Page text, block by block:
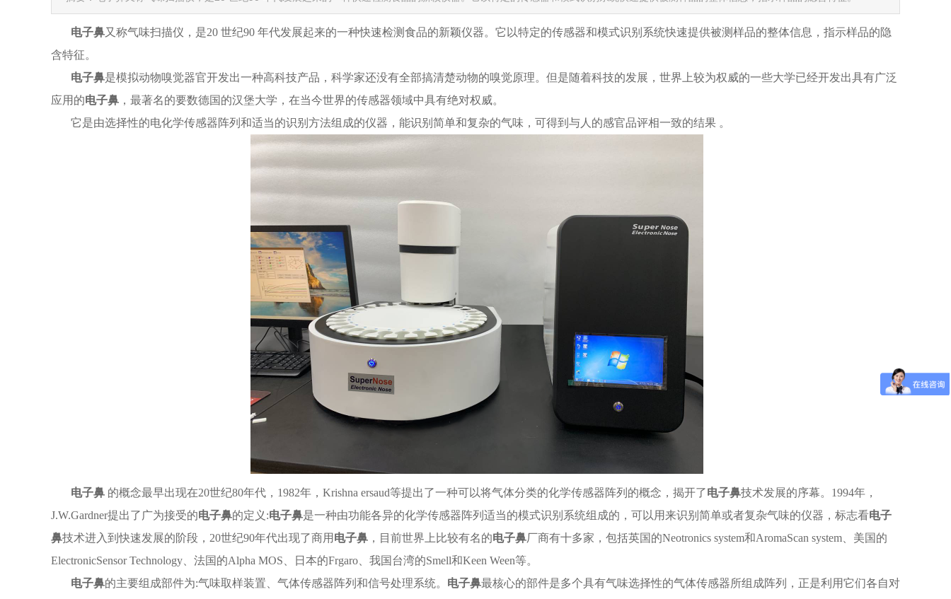
电子鼻又称气味扫描仪，是20 世纪90 年代发展起来的一种快速检测食品的新颖仪器。它以特定的传感器和模式识别系统快速提供被测样品的整体信息，指示样品的隐
含特征。
电子鼻是模拟动物嗅觉器官开发出一种高科技产品，科学家还没有全部搞清楚动物的嗅觉原理。但是随着科技的发展，世界上较为权威的一些大学已经开发出具有广泛
应用的电子鼻 ，最著名的要数德国的汉堡大学，在当今世界的传感器领域中具有绝对权威。
它是由选择性的电化学传感器阵列和适当的识别方法组成的仪器，能识别简单和复杂的气味，可得到与人的感官品评相一致的结果 。
电子鼻 的概念最早出现在20世纪80年代，1982年，Krishna ersaud等提出了一种可以将气体分类的化学传感器阵列的概念，揭开了电子鼻技术发展的序幕。1994年，
J.W.Gardner提出了广为接受的电子鼻的定义:电子鼻是一种由功能各异的化学传感器阵列适当的模式识别系统组成的，可以用来识别简单或者复杂气味的仪器，标志看电子
鼻技术进入到快速发展的阶段，20世纪90年代出现了商用 电子鼻 ，目前世界上比较有名的电子鼻厂商有十多家，包括英国的Neotronics system和AromaScan system、美国的
ElectronicSensor Technology、法国的Alpha MOS、日本的Frgaro、我国台湾的Smell和Keen Ween等。
电子鼻的主要组成部件为:气味取样装置、气体传感器阵列和信号处理系统。 电子鼻最核心的部件是多个具有气味选择性的气体传感器所组成阵列，正是利用它们各自对